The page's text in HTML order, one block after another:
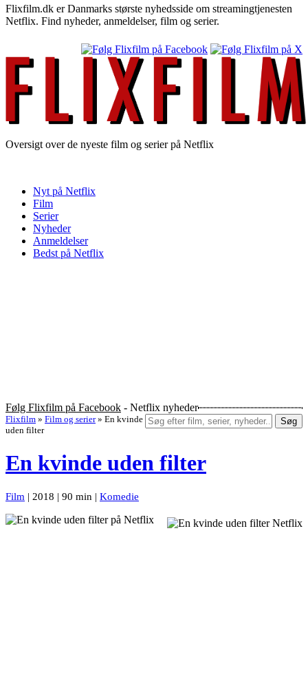
Flixfilm.dk er Danmarks største nyhedsside om streamingtjenesten
Netflix. Find nyheder, anmeldelser, film og serier.
Oversigt over de nyeste film og serier på Netflix
Nyt på Netflix
Film
Serier
Nyheder
Anmeldelser
Bedst på Netflix
Følg Flixfilm på Facebook - Netflix nyheder
Søg
Flixfilm » Film og serier » En kvinde
uden filter
En kvinde uden filter
Film | 2018 | 90 min | Komedie